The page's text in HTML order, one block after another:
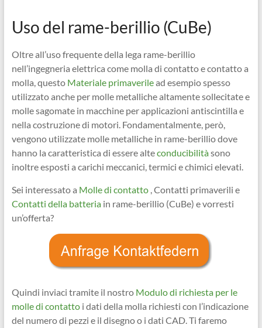
Uso del rame-berillio (CuBe)
Oltre all’uso frequente della lega rame-berillio
nell’ingegneria elettrica come molla di contatto e contatto a
molla, questoMateriale primaverilead esempio spesso
utilizzato anche per molle metalliche altamente sollecitate e
molle sagomate in macchine per applicazioni antiscintilla e
nella costruzione di motori. Fondamentalmente, però,
vengono utilizzate molle metalliche in rame-berillio dove
hanno la caratteristica di essere alteconducibilitàsono
inoltre esposti a carichi meccanici, termici e chimici elevati.
Sei interessato a Molle di contatto, Contatti primaverili e
Contatti della batteriain rame-berillio (CuBe) e vorresti
un’offerta?
Quindi inviaci tramite il nostroModulo di richiesta per le
molle di contattoi dati della molla richiesti con l’indicazione
del numero di pezzi e il disegno o i dati CAD. Ti faremo